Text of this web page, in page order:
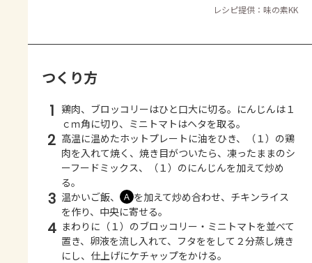
レシピ提供：味の素KK
つくり方
1 鶏肉、ブロッコリーはひと口大に切る。にんじんは１
ｃｍ角に切り、ミニトマトはヘタを取る。
2 高温に温めたホットプレートに油をひき、（１）の鶏
肉を入れて焼く、焼き目がついたら、凍ったままのシ
ーフードミックス、（１）のにんじんを加えて炒め
る。
3 温かいご飯、 Ａ を加えて炒め合わせ、チキンライス
を作り、中央に寄せる。
4 まわりに（１）のブロッコリー・ミニトマトを並べて
置き、卵液を流し入れて、フタををして２分蒸し焼き
にし、仕上げにケチャップをかける。